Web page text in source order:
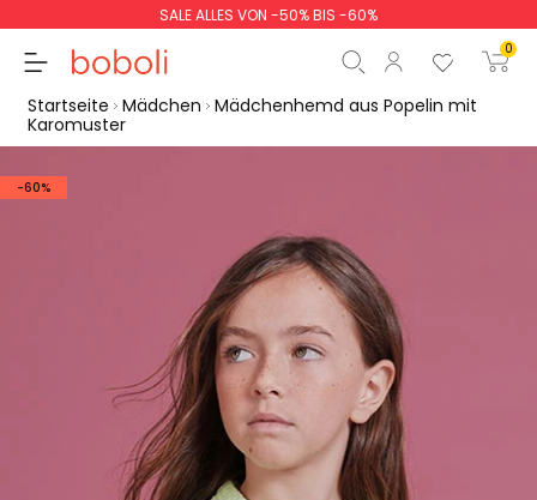
SALE ALLES VON -50% BIS -60%
0
Start der Bestellung
Startseite Mädchen Mädchenhemd aus Popelin mit
Karomuster
-60%